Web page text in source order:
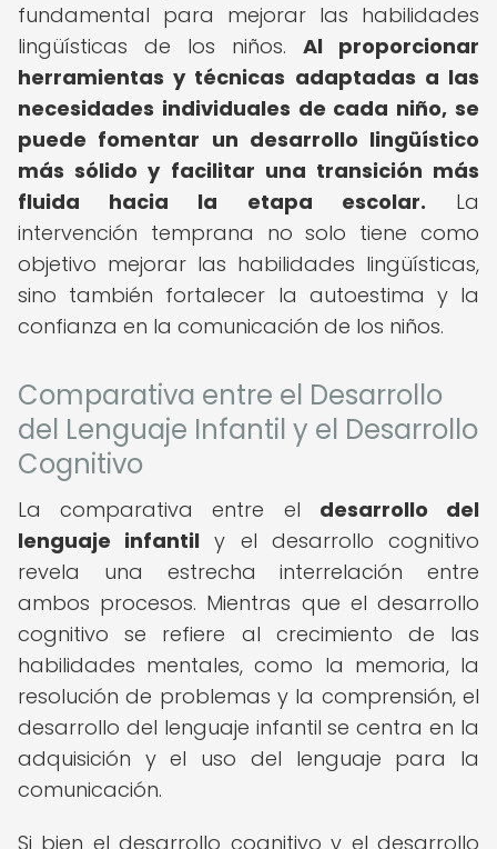
fundamental para mejorar las habilidades
lingüísticas de los niños. Al proporcionar
herramientas y técnicas adaptadas a las
necesidades individuales de cada niño, se
puede fomentar un desarrollo lingüístico
más sólido y facilitar una transición más
fluida hacia la etapa escolar. La
intervención temprana no solo tiene como
objetivo mejorar las habilidades lingüísticas,
sino también fortalecer la autoestima y la
confianza en la comunicación de los niños.
Comparativa entre el Desarrollo
del Lenguaje Infantil y el Desarrollo
Cognitivo
La comparativa entre el desarrollo del
lenguaje infantil y el desarrollo cognitivo
revela una estrecha interrelación entre
ambos procesos. Mientras que el desarrollo
cognitivo se refiere al crecimiento de las
habilidades mentales, como la memoria, la
resolución de problemas y la comprensión, el
desarrollo del lenguaje infantil se centra en la
adquisición y el uso del lenguaje para la
comunicación.
Si bien el desarrollo cognitivo y el desarrollo